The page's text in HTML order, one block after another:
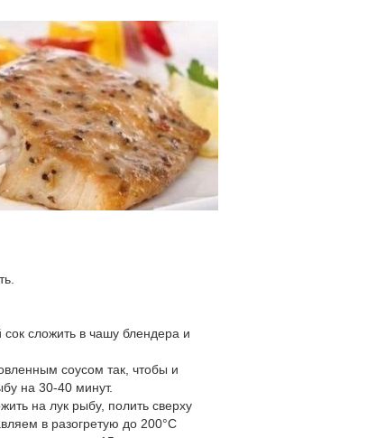
сложить в чашу блендера и
соусом так, чтобы и
на 30-40 минут.
на лук рыбу, полить сверху
в разогретую до 200°С